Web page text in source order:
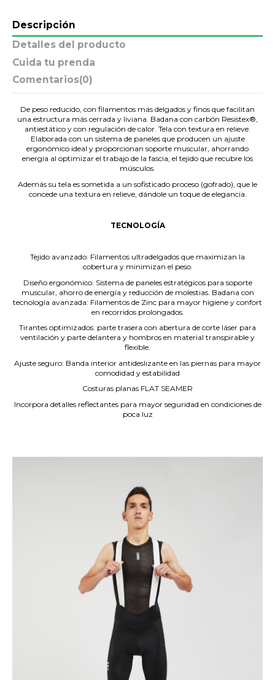
Descripción
Detalles del producto
Cuida tu prenda
Comentarios(0)
De peso reducido, con filamentos más delgados y finos que facilitan
una estructura más cerrada y liviana. Badana con carbón Resistex®,
antiestático y con regulación de calor. Tela con textura en relieve.
Elaborada con un sistema de paneles que producen un ajuste
ergonómico ideal y proporcionan soporte muscular, ahorrando
energía al optimizar el trabajo de la fascia, el tejido que recubre los
músculos.
Además su tela es sometida a un sofisticado proceso (gofrado), que le
concede una textura en relieve, dándole un toque de elegancia.
TECNOLOGÍA
Tejido avanzado: Filamentos ultradelgados que maximizan la
cobertura y minimizan el peso.
Diseño ergonómico: Sistema de paneles estratégicos para soporte
muscular, ahorro de energía y reducción de molestias. Badana con
tecnología avanzada: Filamentos de Zinc para mayor higiene y confort
en recorridos prolongados.
Tirantes optimizados: parte trasera con abertura de corte láser para
ventilación y parte delantera y hombros en material transpirable y
flexible.
Ajuste seguro: Banda interior antideslizante en las piernas para mayor
comodidad y estabilidad
Costuras planas FLAT SEAMER
Incorpora detalles reflectantes para mayor seguridad en condiciones de
poca luz